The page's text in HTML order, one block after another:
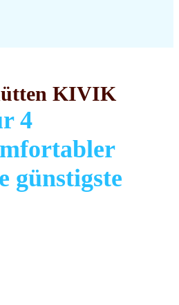
KIVIK
4
günstigste